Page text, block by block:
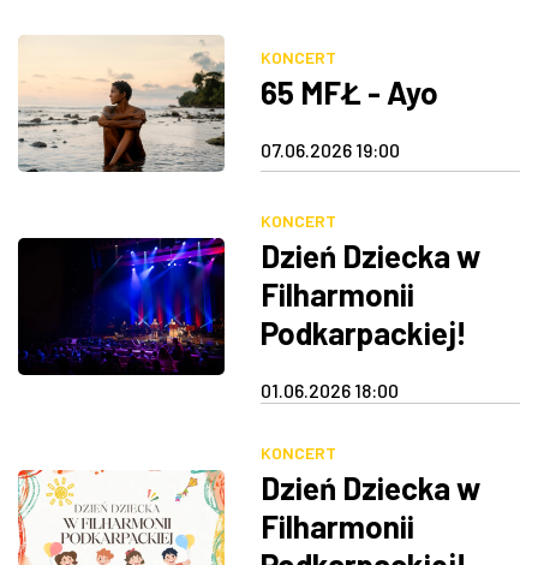
KONCERT
65 MFŁ - Ayo
07.06.2026 19:00
KONCERT
Dzień Dziecka w
Filharmonii
Podkarpackiej!
indywidualne)
01.06.2026 18:00
KONCERT
Dzień Dziecka w
Filharmonii